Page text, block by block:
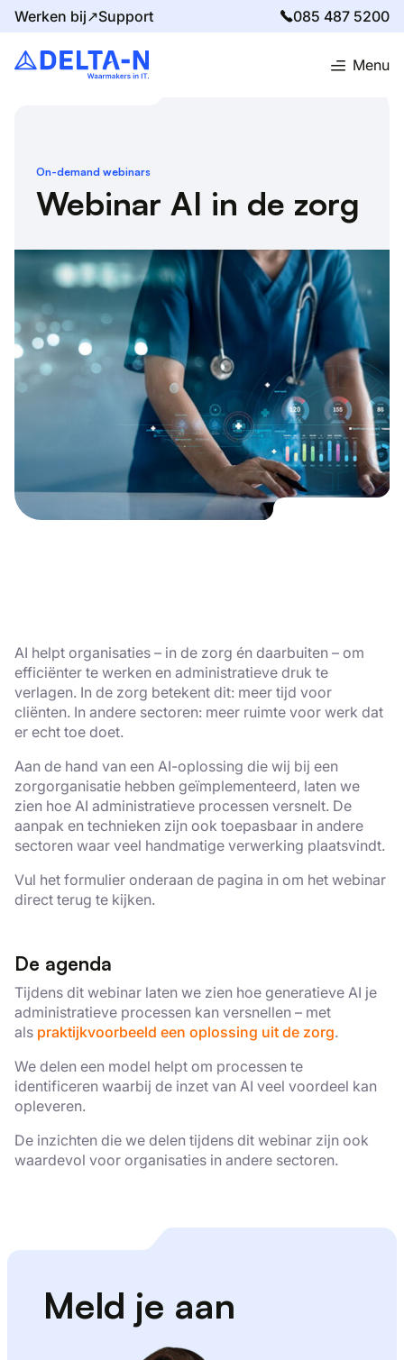
Werken bij↗Support 085 487 5200
Menu
Home Evenementen Webinar AI in de zorg
On-demand webinars
Webinar AI in de zorg
AI helpt organisaties – in de zorg én daarbuiten – om
efficiënter te werken en administratieve druk te
verlagen. In de zorg betekent dit: meer tijd voor
cliënten. In andere sectoren: meer ruimte voor werk dat
er echt toe doet.
Aan de hand van een AI-oplossing die wij bij een
zorgorganisatie hebben geïmplementeerd, laten we
zien hoe AI administratieve processen versnelt. De
aanpak en technieken zijn ook toepasbaar in andere
sectoren waar veel handmatige verwerking plaatsvindt.
Vul het formulier onderaan de pagina in om het webinar
direct terug te kijken.
De agenda
Tijdens dit webinar laten we zien hoe generatieve AI je
administratieve processen kan versnellen – met
als praktijkvoorbeeld een oplossing uit de zorg.
We delen een model helpt om processen te
identificeren waarbij de inzet van AI veel voordeel kan
opleveren.
De inzichten die we delen tijdens dit webinar zijn ook
waardevol voor organisaties in andere sectoren.
Meld je aan